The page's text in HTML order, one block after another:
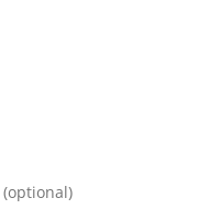
(optional)